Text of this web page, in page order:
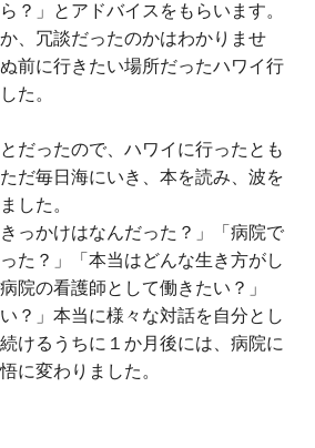
？」とアドバイスをもらいます。
、冗談だったのかはわかりませ
前に行きたい場所だったハワイ行
た。
だったので、ハワイに行ったとも
だ毎日海にいき、本を読み、波を
した。
っかけはなんだった？」「病院で
た？」「本当はどんな生き方がし
院の看護師として働きたい？」
？」本当に様々な対話を自分とし
けるうちに１か月後には、病院に
に変わりました。